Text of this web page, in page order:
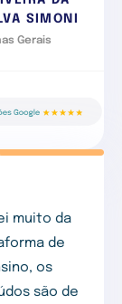
SIMONI
Gerais
muito da
de
os
são de